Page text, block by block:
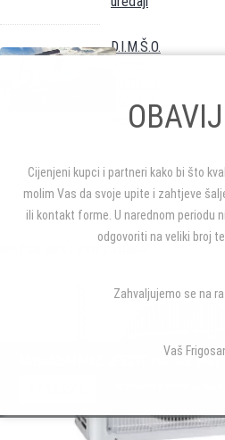
D.I.M.Š.O.
dostava
peleta
Mitsubishi MXZ-2F53VF vanjska multi
Cijenjeni kupci i partneri kako bi što
molim Vas da svoje upite i zahtjeve
ili kontakt forme. U narednom periodu
odgovoriti na veliki broj
Zahvaljujemo se na
Vaš